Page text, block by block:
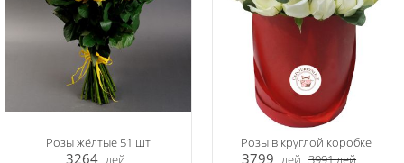
Розы жёлтые 51 шт
3264 лей
Розы в круглой коробке
3799 лей 3991лей